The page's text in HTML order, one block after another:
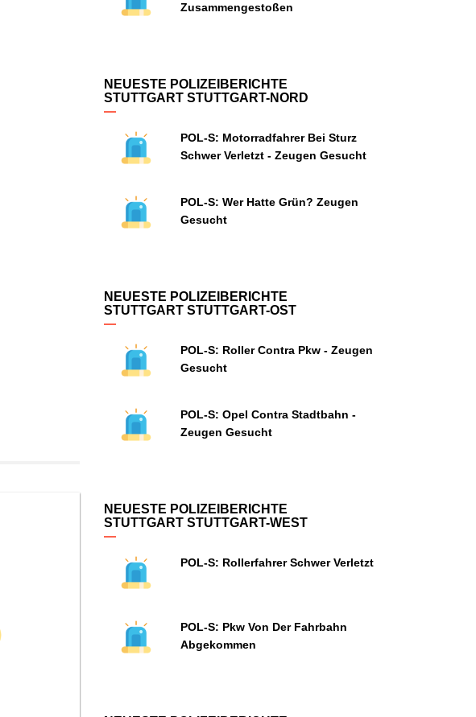
Zusammengestoßen
NEUESTE POLIZEIBERICHTE
STUTTGART STUTTGART-NORD
POL-S: Motorradfahrer Bei Sturz
Schwer Verletzt - Zeugen Gesucht
POL-S: Wer Hatte Grün? Zeugen
Gesucht
NEUESTE POLIZEIBERICHTE
STUTTGART STUTTGART-OST
POL-S: Roller Contra Pkw - Zeugen
Gesucht
POL-S: Opel Contra Stadtbahn -
Zeugen Gesucht
NEUESTE POLIZEIBERICHTE
STUTTGART STUTTGART-WEST
POL-S: Rollerfahrer Schwer Verletzt
POL-S: Pkw Von Der Fahrbahn
Abgekommen